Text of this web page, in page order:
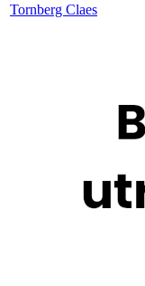
Tornberg Claes